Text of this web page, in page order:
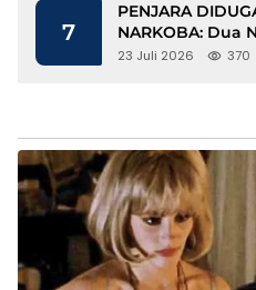
7
PENJARA
NARKOBA: Dua
Gunakan HP,
23 Juli 2026 370